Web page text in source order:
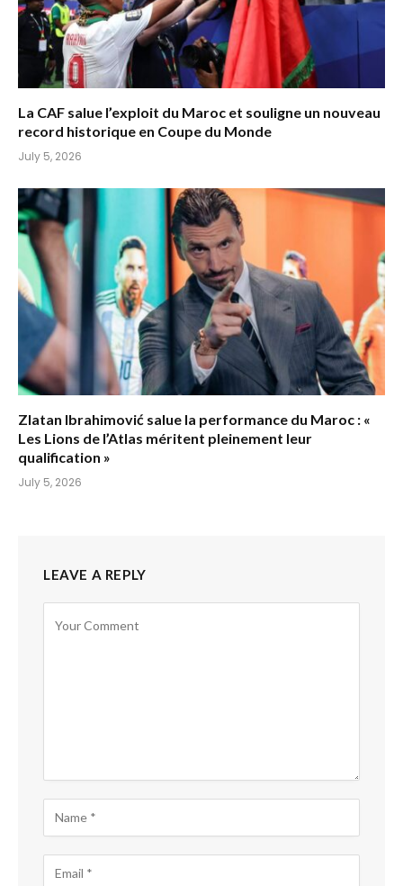
La CAF salue l’exploit du Maroc et souligne un nouveau
record historique en Coupe du Monde
July 5, 2026
Zlatan Ibrahimović salue la performance du Maroc : «
Les Lions de l’Atlas méritent pleinement leur
qualification »
July 5, 2026
LEAVE A REPLY